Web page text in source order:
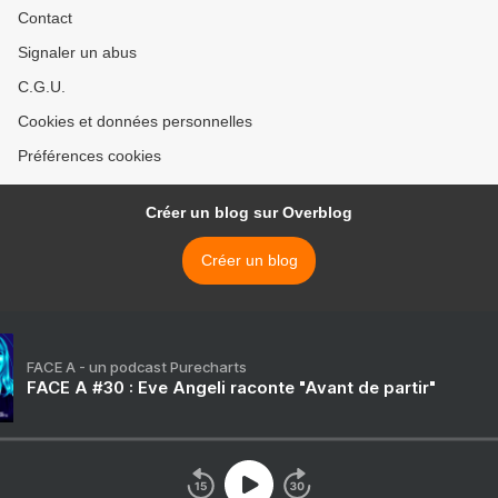
Contact
Signaler un abus
C.G.U.
Cookies et données personnelles
Préférences cookies
Créer un blog sur Overblog
Créer un blog
FACE A - un podcast Purecharts
FACE A #30 : Eve Angeli raconte "Avant de partir"